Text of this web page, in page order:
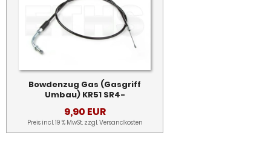
Bowdenzug Gas (Gasgriff
Umbau) KR51 SR4-
9,90 EUR
Preis incl. 19 % MwSt. zzgl.Versandkosten